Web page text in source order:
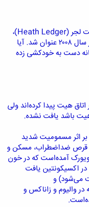
مخلوطی از قرص‌های مختلف باعث مرگ هیت لجر (Heath Ledger)،
هنرپیشه معروف استرالیایی و برنده اسکار، در سال ۲۰۰۸ عنوان شد. آیا
دست به خودکشی زده
هیت پیدا کرده‌اند ولی
باشد یافت نشده.
اثر مسمومیت شدید
قرص ضداضطراب، مسکن و
آمده‌است که در خون
اکسیکونتین یافت
می‌شود) و
در والیوم و زاناکس و